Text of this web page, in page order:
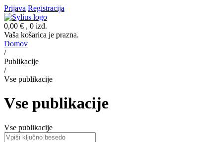
Prijava Registracija
0,00 € , 0 izd.
Vaša košarica je prazna.
Domov
/
Publikacije
/
Vse publikacije
Vse publikacije
Vse publikacije